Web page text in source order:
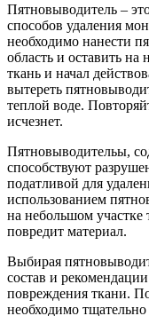
Пятновыводитель –
способов удаления
необходимо нанести
область и оставить
ткань и начал
вытереть
теплой воде.
исчезнет.
Пятновыводительы,
способствуют
податливой для
использованием
на небольшом участке
повредит материал.
Выбирая
состав и
повреждения ткани.
необходимо